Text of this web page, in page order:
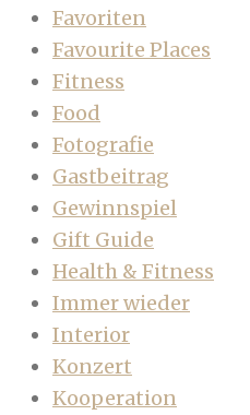
Favoriten
Favourite Places
Fitness
Food
Fotografie
Gastbeitrag
Gewinnspiel
Gift Guide
Health & Fitness
Immer wieder
Interior
Konzert
Kooperation